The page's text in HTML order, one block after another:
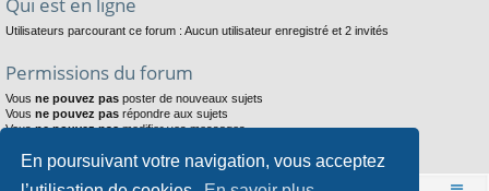
En poursuivant votre navigation, vous acceptez
Qui est en ligne
Utilisateurs parcourant ce forum : Aucun utilisateur enregistré et 2 invités
Permissions du forum
Vous ne pouvez pas poster de nouveaux sujets
Vous ne pouvez pas répondre aux sujets
Vousne pouvez pasmodifier vos messages
Vousne pouvez pasjoindre des fichiers